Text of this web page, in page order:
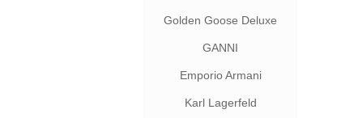
Golden Goose Deluxe
GANNI
Emporio Armani
Karl Lagerfeld